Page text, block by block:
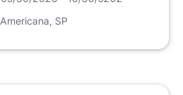
Americana , SP